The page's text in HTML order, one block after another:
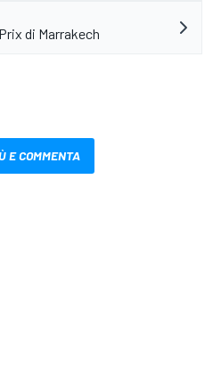
di Marrakech
E COMMENTA